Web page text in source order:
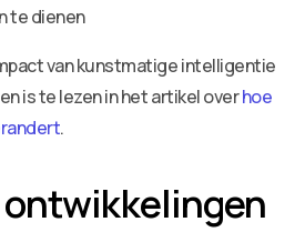
te dienen
van kunstmatige intelligentie
is te lezen in het artikel overhoe
.
ontwikkelingen